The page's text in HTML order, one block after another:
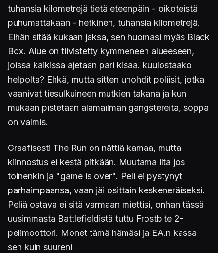
tuhansia kilometrejä tietä eteenpäin - oikoteistä
puhumattakaan - hetkinen, tuhansia kilometrejä.
Eihän sitää kukaan jaksa, sen huomasi myäs Black
Box. Alue on tiivistetty kymmeneen alueeseen,
joissa kaikissa ajetaan pari kisaa. kuulostaako
helpolta? Ehkä, mutta sitten unohdit poliisit, jotka
vaanivat tiesulkuineen mutkien takana ja kun
mukaan pistetään alamailman gangstereita, soppa
on valmis.
Graafisesti The Run on nättiä kamaa, mutta
kiinnostus ei kestä pitkään. Muutama ilta jos
toinenkin ja "game is over". Peli ei pystynyt
parhaimpaansa, vaan jäi osittain keskeneräiseksi.
Peliä ostava ei sitä varmaan miettisi, onhan tässä
uusimmasta Battlefieldistä tuttu Frostbite 2-
pelimoottori. Monet tämä hämäsi ja EA:n kassa
sen kuin suureni.